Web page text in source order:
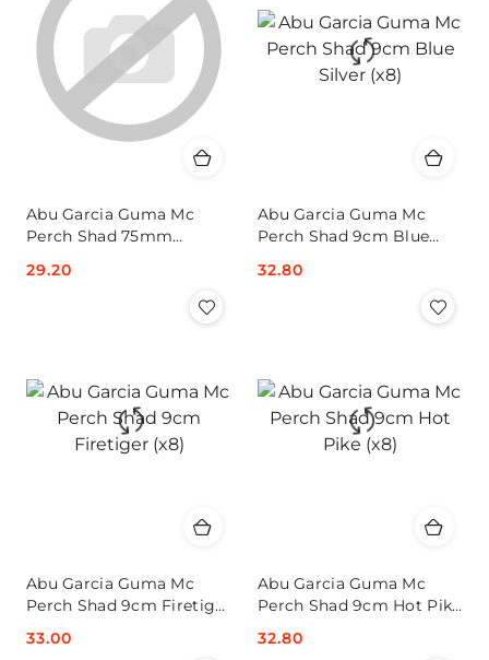
Abu Garcia Guma Mc
Perch Shad 75mm
Cena:
29.20
Abu Garcia Guma Mc
Perch Shad 9cm Blue
Cena:
32.80
Abu Garcia Guma Mc
Perch Shad 9cm Firetiger
Cena:
33.00
Abu Garcia Guma Mc
Perch Shad 9cm Hot Pike
Cena:
32.80